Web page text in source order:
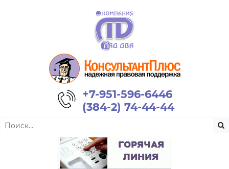
+7-951-596-6446
(384-2) 74-44-44